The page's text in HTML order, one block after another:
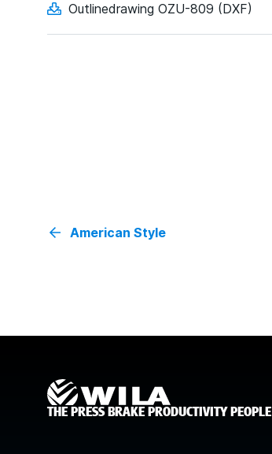
Outlinedrawing OZU-809 (DXF)
American Style
THE PRESS BRAKE PRODUCTIVITY PEOPLE